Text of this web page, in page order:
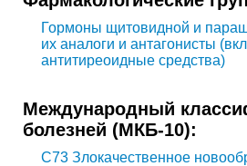
Гормоны щитовидной и
их аналоги и антагонисты
антитиреоидные средства)
Международный
болезней (МКБ-10):
C73 Злокачественное